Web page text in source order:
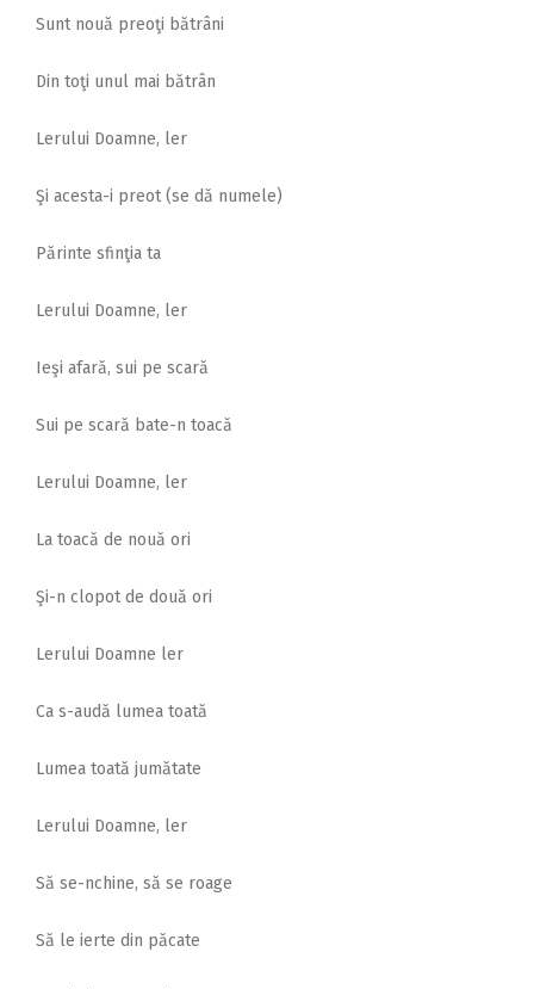
Sunt nouă preoţi bătrâni
Din toţi unul mai bătrân
Lerului Doamne, ler
Şi acesta-i preot (se dă numele)
Părinte sfinţia ta
Lerului Doamne, ler
Ieşi afară, sui pe scară
Sui pe scară bate-n toacă
Lerului Doamne, ler
La toacă de nouă ori
Şi-n clopot de două ori
Lerului Doamne ler
Ca s-audă lumea toată
Lumea toată jumătate
Lerului Doamne, ler
Să se-nchine, să se roage
Să le ierte din păcate